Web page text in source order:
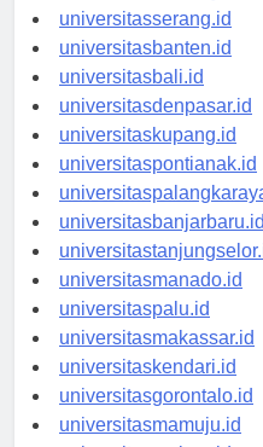
universitassurabaya.id
universitasserang.id
universitasbanten.id
universitasbali.id
universitasdenpasar.id
universitaskupang.id
universitaspontianak.id
universitasmanado.id
universitaspalu.id
universitasmakassar.id
universitaskendari.id
universitasgorontalo.id